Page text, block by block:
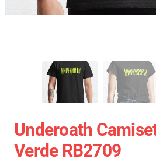
Underoath
Verde RB2709